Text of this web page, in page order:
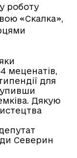
роботу
«Скалка»,
меценатів,
для
Дякую
Северин